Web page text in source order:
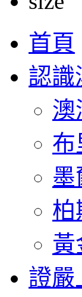
首頁
認識
澳
布
墨
柏
黃
證嚴